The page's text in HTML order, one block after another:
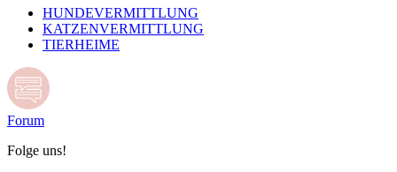
HUNDEVERMITTLUNG
KATZENVERMITTLUNG
TIERHEIME
Forum
Folge uns!